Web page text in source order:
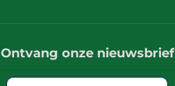
Ontvang onze nieuwsbrief